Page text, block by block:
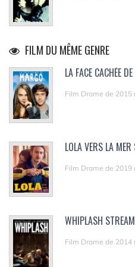
FILM DU MÊME GENRE
LA FACE CACHÉE
Film Drame de 2015
LOLA VERS LA
Film Drame de 2019
WHIPLASH
Film Drame de 2014